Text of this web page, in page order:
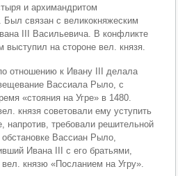
и архимандритом
Был связан с великокняжеским
III Васильевича. В конфликте
выступил на стороне вел. князя.
отношению к Ивану III делала
Вассиала Рыло, с
«стояния на Угре» в 1480.
князя советовали ему уступить
напротив, требовали решительной
Вассиан Рыло,
Ивана III с его братьями,
князю «Посланием на Угру».